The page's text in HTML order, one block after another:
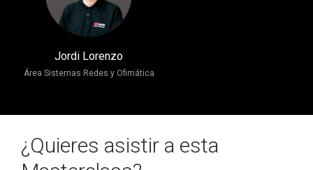
Jordi Lorenzo
Área Sistemas Redes y Ofimática
¿Quieres asistir a esta